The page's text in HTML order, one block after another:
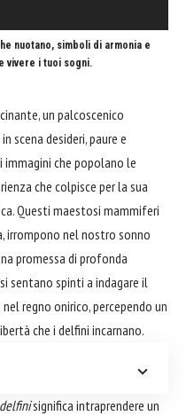
nuotano, simboli di armonia e
vivere i tuoi sogni.
un palcoscenico
scena desideri, paure e
immagini che popolano le
che colpisce per la sua
Questi maestosi mammiferi
irrompono nel nostro sonno
promessa di profonda
sentano spinti a indagare il
regno onirico, percependo un
che i delfini incarnano.
significa intraprendere un